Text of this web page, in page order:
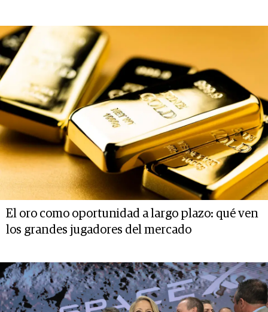
El oro como oportunidad a largo plazo: qué ven
los grandes jugadores del mercado